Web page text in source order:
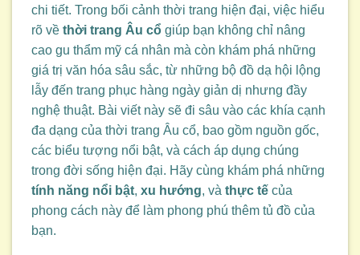
chi tiết. Trong bối cảnh thời trang hiện đại, việc hiểu
rõ về thời trang Âu cổ giúp bạn không chỉ nâng
cao gu thẩm mỹ cá nhân mà còn khám phá những
giá trị văn hóa sâu sắc, từ những bộ đồ dạ hội lộng
lẫy đến trang phục hàng ngày giản dị nhưng đầy
nghệ thuật. Bài viết này sẽ đi sâu vào các khía cạnh
đa dạng của thời trang Âu cổ, bao gồm nguồn gốc,
các biểu tượng nổi bật, và cách áp dụng chúng
trong đời sống hiện đại. Hãy cùng khám phá những
tính năng nổi bật, xu hướng, và thực tế của
phong cách này để làm phong phú thêm tủ đồ của
bạn.